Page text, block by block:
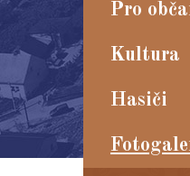
Pro
Kultura
Hasiči